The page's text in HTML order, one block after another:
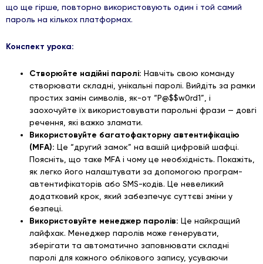
що ще гірше, повторно використовують один і той самий
пароль на кількох платформах.
Конспект урока:
Створюйте надійні паролі: Навчіть свою команду
створювати складні, унікальні паролі. Вийдіть за рамки
простих замін символів, як-от “P@$$w0rd1”, і
заохочуйте їх використовувати парольні фрази — довгі
речення, які важко зламати.
Використовуйте багатофакторну автентифікацію
(MFA): Це “другий замок” на вашій цифровій шафці.
Поясніть, що таке MFA і чому це необхідність. Покажіть,
як легко його налаштувати за допомогою програм-
автентифікаторів або SMS-кодів. Це невеликий
додатковий крок, який забезпечує суттєві зміни у
безпеці.
Використовуйте менеджер паролів: Це найкращий
лайфхак. Менеджер паролів може генерувати,
зберігати та автоматично заповнювати складні
паролі для кожного облікового запису, усуваючи